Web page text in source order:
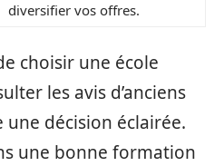
diversifier vos offres.
choisir une école
les avis d’anciens
décision éclairée.
une bonne formation